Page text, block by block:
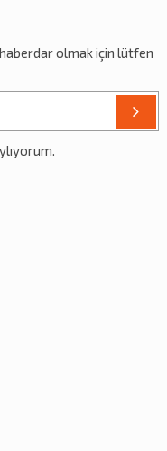
haberdar olmak için lütfen